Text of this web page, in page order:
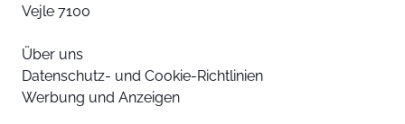
Vejle 7100
Über uns
Datenschutz- und Cookie-Richtlinien
Werbung und Anzeigen